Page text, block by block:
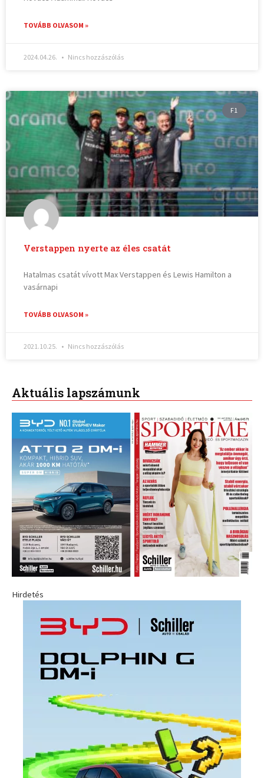
TOVÁBB OLVASOM »
2024.04.26. Nincs hozzászólás
F1
Verstappen nyerte az éles csatát
Hatalmas csatát vívott Max Verstappen és Lewis Hamilton a
vasárnapi
TOVÁBB OLVASOM »
2021.10.25. Nincs hozzászólás
Aktuális lapszámunk
Hirdetés